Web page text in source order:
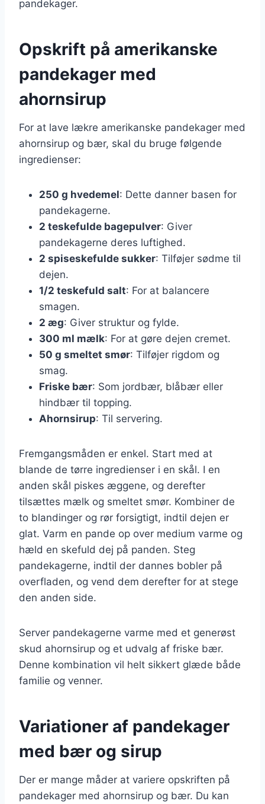
pandekager.
Opskrift på amerikanske
pandekager med
ahornsirup
For at lave lækre amerikanske pandekager med
ahornsirup og bær, skal du bruge følgende
ingredienser:
250 g hvedemel: Dette danner basen for
pandekagerne.
2 teskefulde bagepulver: Giver
pandekagerne deres luftighed.
2 spiseskefulde sukker: Tilføjer sødme til
dejen.
1/2 teskefuld salt: For at balancere
smagen.
2 æg: Giver struktur og fylde.
300 ml mælk: For at gøre dejen cremet.
50 g smeltet smør: Tilføjer rigdom og
smag.
Friske bær: Som jordbær, blåbær eller
hindbær til topping.
Ahornsirup: Til servering.
Fremgangsmåden er enkel. Start med at
blande de tørre ingredienser i en skål. I en
anden skål piskes æggene, og derefter
tilsættes mælk og smeltet smør. Kombiner de
to blandinger og rør forsigtigt, indtil dejen er
glat. Varm en pande op over medium varme og
hæld en skefuld dej på panden. Steg
pandekagerne, indtil der dannes bobler på
overfladen, og vend dem derefter for at stege
den anden side.
Server pandekagerne varme med et generøst
skud ahornsirup og et udvalg af friske bær.
Denne kombination vil helt sikkert glæde både
familie og venner.
Variationer af pandekager
med bær og sirup
Der er mange måder at variere opskriften på
pandekager med ahornsirup og bær. Du kan